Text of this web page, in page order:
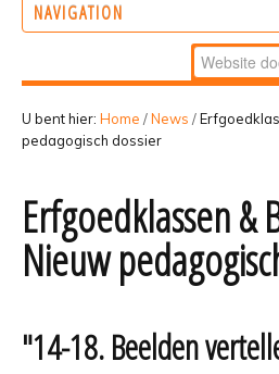
NAVIGATION
BELEVEN
Zoek
zoeken...
U bent hier: Home /News /
pedagogisch dossier
Erfgoedklassen &
Nieuw
"14-18. Beelden